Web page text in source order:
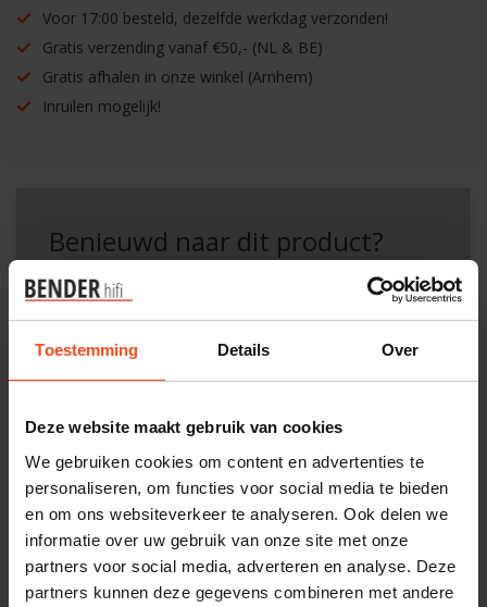
Toestemming Details Over
Deze website maakt gebruik van cookies
We gebruiken cookies om content en advertenties te
personaliseren, om functies voor social media te bieden
en om ons websiteverkeer te analyseren. Ook delen we
informatie over uw gebruik van onze site met onze
partners voor social media, adverteren en analyse. Deze
partners kunnen deze gegevens combineren met andere
Voor 17:00 besteld, dezelfde werkdag verzonden!
Gratis verzending vanaf €50,- (NL & BE)
Gratis afhalen in onze winkel (Arnhem)
Inruilen mogelijk!
Benieuwd naar dit product?
Plan kosteloos een luisterafspraak. Of heb je hulp
nodig bij je bestelling? Neem contact op met onze
klantenservice.
Interesse in product
Productomschrijving